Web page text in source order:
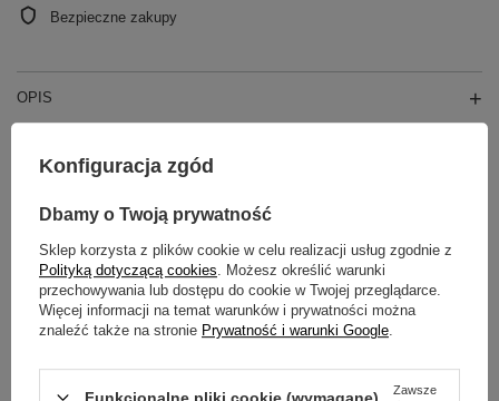
Bezpieczne zakupy
OPIS
DO POBRANIA
GWARANCJA
Konfiguracja zgód
Dbamy o Twoją prywatność
Sklep korzysta z plików cookie w celu realizacji usług zgodnie z
Polityką dotyczącą cookies . Możesz określić warunki
przechowywania lub dostępu do cookie w Twojej przeglądarce.
Więcej informacji na temat warunków i prywatności można
znaleźć także na stronie Prywatność i warunki Google
Funkcjonalne pliki cookie (wymagane)
Zawsze